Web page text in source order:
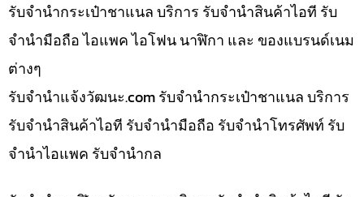
รับจำนำกระเป๋าชาแนล บริการ รับจำนำสินค้าไอที รับ
จำนำมือถือ ไอแพค ไอโฟน นาฬิกา และ ของแบรนด์เนม
ต่างๆ
รับจํานําแจ้งวัฒนะ.com รับจำนำกระเป๋าชาแนล บริการ
รับจำนำสินค้าไอที รับจำนำมือถือ รับจำนำโทรศัพท์ รับ
จำนำไอแพค รับจำนำกล